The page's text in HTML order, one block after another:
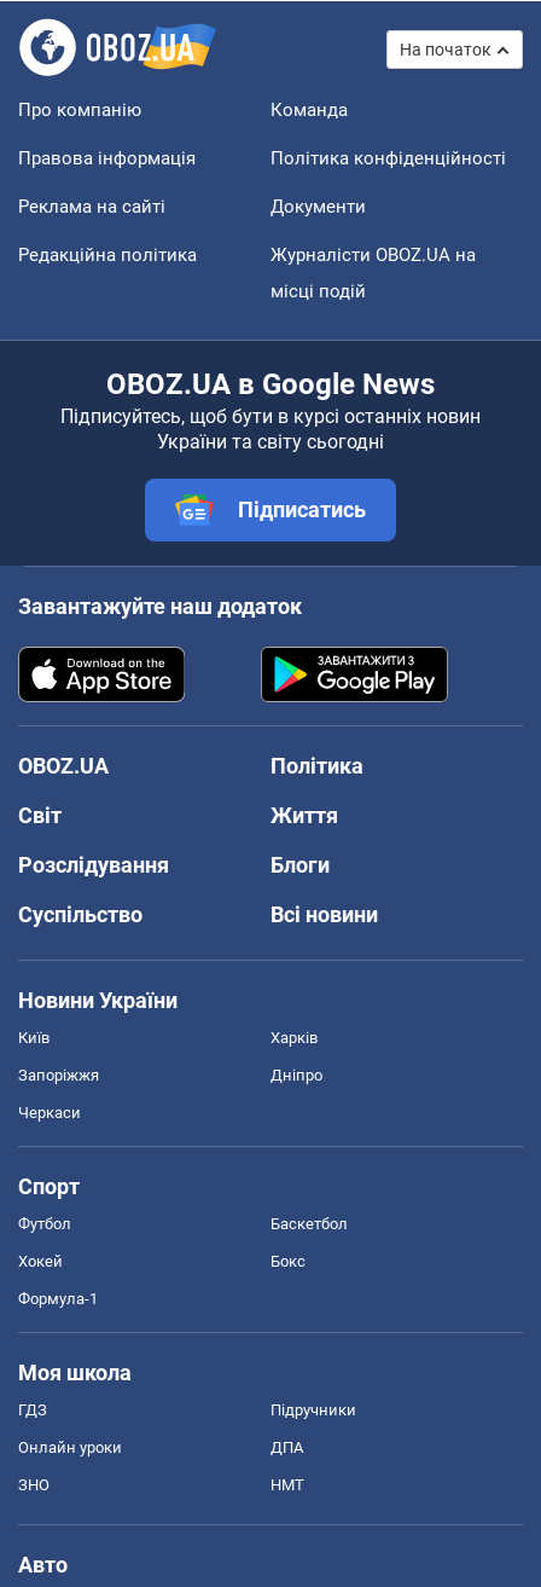
На початок
Про компанію Команда
Правова інформація Політика конфіденційності
Реклама на сайті Документи
Редакційна політика
Журналісти OBOZ.UA на
місці подій
OBOZ.UA в Google News
Підписуйтесь, щоб бути в курсі останніх новин
України та світу сьогодні
Підписатись
Завантажуйте наш додаток
OBOZ.UA
Політика
Світ
Життя
Розслідування
Блоги
Суспільство
Всі новини
Новини України
Київ Харків
Запоріжжя Дніпро
Черкаси
Спорт
Футбол Баскетбол
Хокей Бокс
Формула-1
Моя школа
ГДЗ Підручники
Онлайн уроки ДПА
ЗНО НМТ
Авто